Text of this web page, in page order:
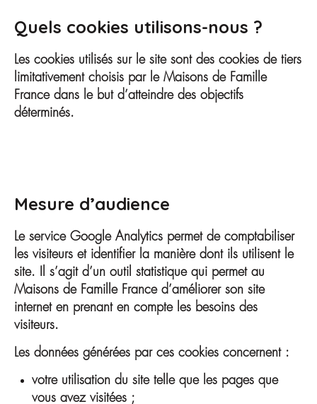
Quels cookies utilisons-nous ?
Les cookies utilisés sur le site sont des cookies de tiers
limitativement choisis par le Maisons de Famille
France dans le but d’atteindre des objectifs
déterminés.
Mesure d’audience
Le service Google Analytics permet de comptabiliser
les visiteurs et identifier la manière dont ils utilisent le
site. Il s’agit d’un outil statistique qui permet au
Maisons de Famille France d’améliorer son site
internet en prenant en compte les besoins des
visiteurs.
Les données générées par ces cookies concernent :
votre utilisation du site telle que les pages que
vous avez visitées ;